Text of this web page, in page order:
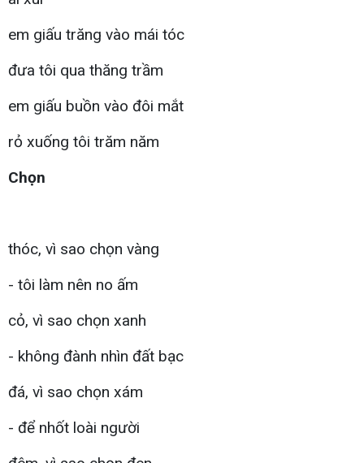
em giấu trăng vào mái tóc
đưa tôi qua thăng trầm
em giấu buồn vào đôi mắt
rỏ xuống tôi trăm năm
Chọn
thóc, vì sao chọn vàng
- tôi làm nên no ấm
cỏ, vì sao chọn xanh
- không đành nhìn đất bạc
đá, vì sao chọn xám
- để nhốt loài người